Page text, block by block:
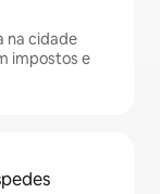
na cidade
impostos e